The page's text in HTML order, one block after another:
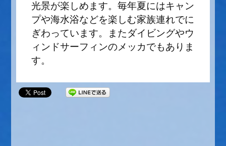
光景が楽しめます。毎年夏にはキャン
プや海水浴などを楽しむ家族連れでに
ぎわっています。またダイビングやウ
ィンドサーフィンのメッカでもありま
す。